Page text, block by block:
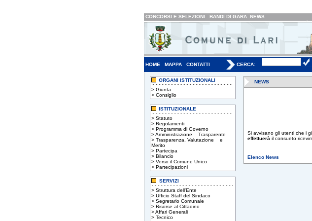
CONCORSI E SELEZIONI BANDI DI GARA NEWS
HOME MAPPA CONTATTI CERCA:
ORGANI ISTITUZIONALI
> Giunta
> Consiglio
ISTITUZIONALE
> Statuto
> Regolamenti
> Programma di Governo
>Amministrazione Trasparente
> Trasparenza, Valutazione e
Merito
> Partecipa
> Bilancio
> Verso il Comune Unico
> Partecipazioni
SERVIZI
> Struttura dell'Ente
> Ufficio Staff del Sindaco
> Segretario Comunale
> Risorse al Cittadino
>Affari Generali
> Tecnico
NEWS
Si avvisano gli utenti che i
effettuerà il consueto
Elenco News